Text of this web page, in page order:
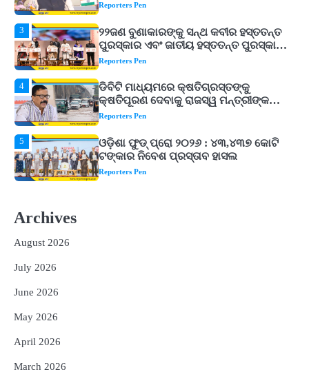
Reporters Pen
4
ଡିବିଟି ମାଧ୍ୟମରେ କ୍ଷତିଗ୍ରସ୍ତଙ୍କୁ
କ୍ଷତିପୂରଣ ଦେବାକୁ ରାଜସ୍ୱ ମନ୍ତ୍ରୀଙ୍କ
ନିର୍ଦ୍ଦେଶ
Reporters Pen
5
ଓଡ଼ିଶା ଫୁଡ୍ ପ୍ରୋ ୨୦୨୬ : ୪୩,୪୩୭ କୋଟି
ଟଙ୍କାର ନିବେଶ ପ୍ରସ୍ତାବ ହାସଲ
Reporters Pen
1
ଘରର ବାସ୍ତୁଦୋଷ ଦୂର କରିବ ଲିଲି ଫୁଲ!
Reporters Pen
5
Archives
August 2026
July 2026
June 2026
May 2026
April 2026
March 2026